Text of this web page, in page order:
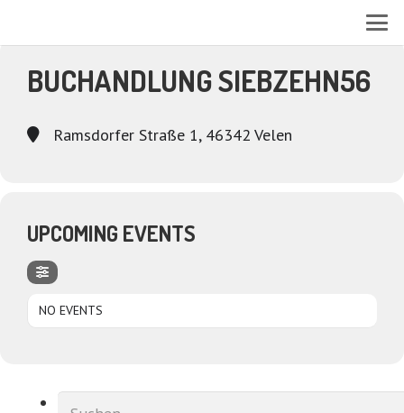
BUCHANDLUNG SIEBZEHN56
Ramsdorfer Straße 1, 46342 Velen
UPCOMING EVENTS
NO EVENTS